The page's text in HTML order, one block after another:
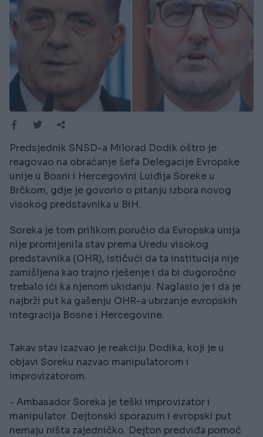
Predsjednik SNSD-a Milorad Dodik oštro je
reagovao na obraćanje šefa Delegacije Evropske
unije u Bosni i Hercegovini Luiđija Soreke u
Brčkom, gdje je govorio o pitanju izbora novog
visokog predstavnika u BiH.
Soreka je tom prilikom poručio da Evropska unija
nije promijenila stav prema Uredu visokog
predstavnika (OHR), ističući da ta institucija nije
zamišljena kao trajno rješenje i da bi dugoročno
trebalo ići ka njenom ukidanju. Naglasio je i da je
najbrži put ka gašenju OHR-a ubrzanje evropskih
integracija Bosne i Hercegovine.
Takav stav izazvao je reakciju Dodika, koji je u
objavi Soreku nazvao manipulatorom i
improvizatorom.
- Ambasador Soreka je teški improvizator i
manipulator. Dejtonski sporazum i evropski put
nemaju ništa zajedničko. Dejton predviđa pomoć